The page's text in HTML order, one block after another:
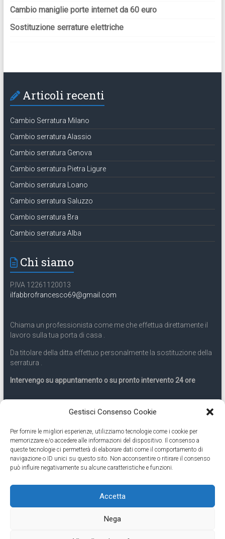
Gestisci Consenso Cookie
Per fornire le migliori esperienze, utilizziamo tecnologie come i cookie per
memorizzare e/o accedere alle informazioni del dispositivo. Il consenso a
queste tecnologie ci permetterà di elaborare dati come il comportamento di
navigazione o ID unici su questo sito. Non acconsentire o ritirare il consenso
può influire negativamente su alcune caratteristiche e funzioni.
Accetta
Nega
Cambio maniglie porte internet da 60 euro
Sostituzione serrature elettriche
Articoli recenti
Cambio Serratura Milano
Cambio serratura Alassio
Cambio serratura Genova
Cambio serratura Pietra Ligure
Cambio serratura Loano
Cambio serratura Saluzzo
Cambio serratura Bra
Cambio serratura Alba
Chi siamo
P.IVA 12261120013
ilfabbrofrancesco69@gmail.com
Chiama un professionista come me che effettua direttamente il
lavoro sulla tua porta di casa .
Da titolare della ditta effettuo personalmente la sostituzione della
serratura .
Intervengo su appuntamento o su pronto intervento 24 ore
Servizio 24 ore
Cell331.9899963
Eseguiamo anche lavori di apertura porte pronto intervento 24
ore
by ThemeGrill. Powered by
Contatti Cambio Serratura Torino – Sostituzione serrature 24h